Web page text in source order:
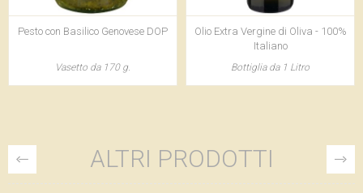
Pesto con Basilico Genovese DOP
Vasetto da 170 g.
Olio Extra Vergine di Oliva - 100%
Italiano
Bottiglia da 1 Litro
ALTRI PRODOTTI